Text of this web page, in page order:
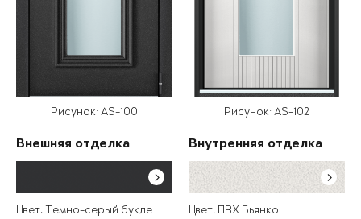
Рисунок: AS-100
Внешняя отделка
Цвет: Темно-серый букле
Рисунок: AS-102
Внутренняя отделка
Цвет: ПВХ Бьянко